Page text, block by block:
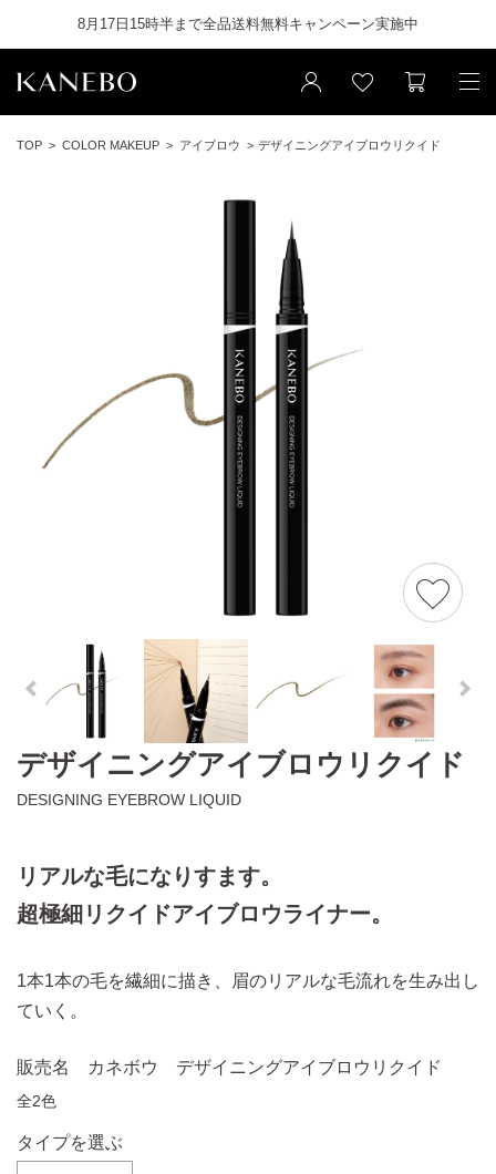
8月17日15時半まで全品送料無料キャンペーン実施中
TOP COLOR MAKEUP アイブロウ デザイニングアイブロウリクイド
デザイニングアイブロウリクイド
DESIGNING EYEBROW LIQUID
リアルな毛になりすます。
超極細リクイドアイブロウライナー。
1本1本の毛を繊細に描き、眉のリアルな毛流れを生み出し
ていく。
販売名 カネボウ デザイニングアイブロウリクイド
全2色
タイプを選ぶ